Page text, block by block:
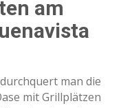
am
man die
mit Grillplätzen